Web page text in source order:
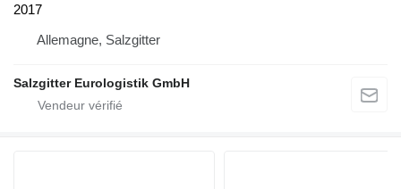
2017
Allemagne, Salzgitter
Salzgitter Eurologistik GmbH